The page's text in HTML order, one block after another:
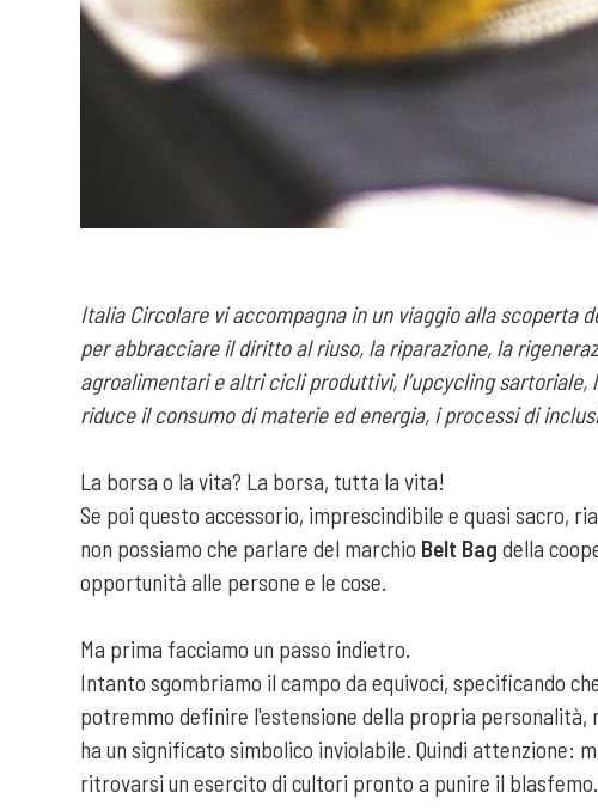
Italia Circolare vi accompagna in un viaggio alla scoperta
per abbracciare il diritto al riuso, la riparazione, la
agroalimentari e altri cicli produttivi, l’upcycling sartoriale,
riduce il consumo di materie ed energia, i processi di
La borsa o la vita? La borsa, tutta la vita!
Se poi questo accessorio, imprescindibile e quasi sacro,
non possiamo che parlare del marchio Belt Bag della
opportunità alle persone e le cose.
Ma prima facciamo un passo indietro.
Intanto sgombriamo il campo da equivoci, specificando
potremmo definire l'estensione della propria personalità,
ha un significato simbolico inviolabile. Quindi attenzione:
ritrovarsi un esercito di cultori pronto a punire il blasfemo.